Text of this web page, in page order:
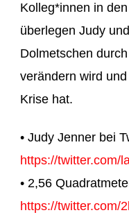
Kolleg*innen in
überlegen Judy
Dolmetschen
verändern wird
Krise hat.
• Judy Jenner bei
https://twitter.com/
• 2,56
https://twitter.com/